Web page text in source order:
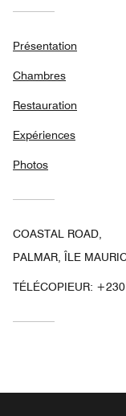
Présentation
Chambres
Restauration
Expériences
Photos
COASTAL ROAD,
PALMAR, ÎLE
TÉLÉCOPIEUR: